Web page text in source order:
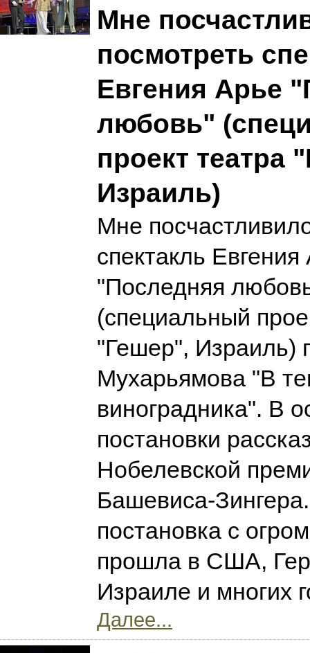
Мне
посмотреть
Евгения Арье
любовь"
проект театра
Израиль)
Мне
спектакль
"Последняя
(специальный
"Гешер", Израиль)
Мухарьямова "В
виноградника". В
постановки
Нобелевской
Башевиса-
постановка с
прошла в США,
Израиле и многих
Далее...